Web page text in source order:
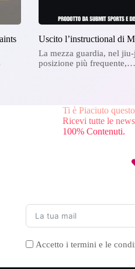
Uscito l’instructional di
La mezza guardia, nel
posizione più frequente,…
Ti è Piaciuto
Ricevi tutte le
100% Contenuti.
Accetto i termini e le